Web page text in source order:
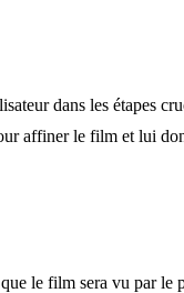
dans les étapes
affiner le film et lui
le film sera vu par